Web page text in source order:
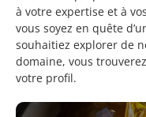
à votre expertise et à
vous soyez en quête
souhaitiez explorer de
domaine, vous
votre profil.